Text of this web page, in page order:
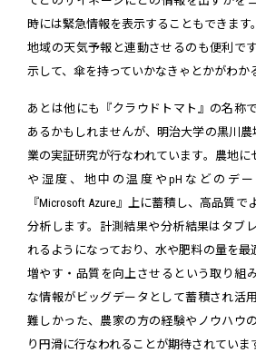
時には緊急情報を表示することもできます
地域の天気予報と連動させるのも便利で
示して、傘を持っていかなきゃとかがわか
あとは他にも『クラウドトマト』の名称
あるかもしれませんが、明治大学の黒川
業の実証研究が行なわれています。農地に
や湿度、地中の温度やpHなどのデ
『Microsoft Azure』上に蓄積し、高品質
分析します。計測結果や分析結果はタブ
れるようになっており、水や肥料の量を最
増やす・品質を向上させるという取り組
な情報がビッグデータとして蓄積され活
難しかった、農家の方の経験やノウハウ
り円滑に行なわれることが期待されていま